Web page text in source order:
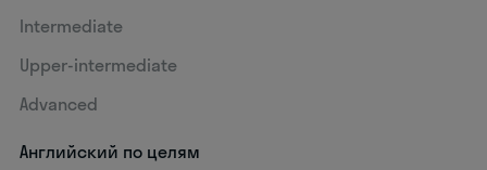
Intermediate
Upper-intermediate
Advanced
Английский по целям